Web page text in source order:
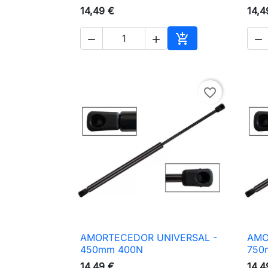
14,49 €
  
Adicionar ao

favorite_border
 Vista rápida
AMORTECEDOR UNIVERSAL -
450mm 400N